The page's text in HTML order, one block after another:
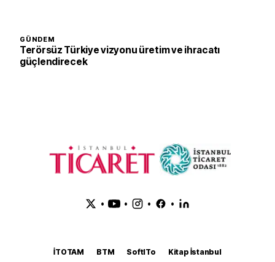
GÜNDEM
Terörsüz Türkiye vizyonu üretim ve ihracatı
güçlendirecek
• • • •
İTOTAM BTM SoftITo
Kitap İstanbul